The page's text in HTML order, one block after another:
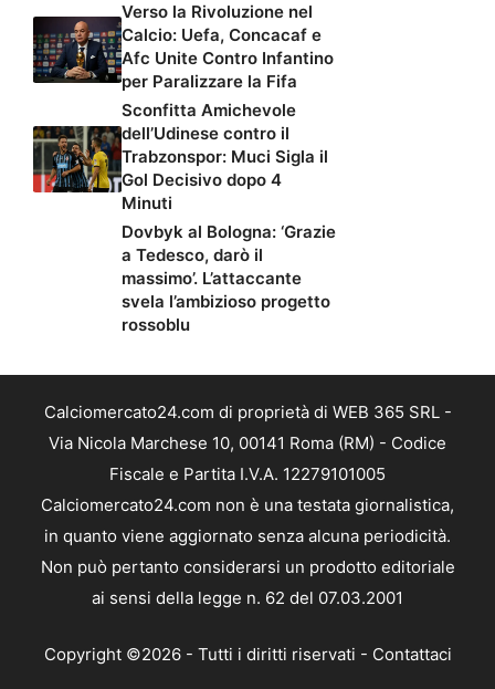
Verso la Rivoluzione nel
Calcio: Uefa, Concacaf e
Afc Unite Contro Infantino
per Paralizzare la Fifa
Sconfitta Amichevole
dell’Udinese contro il
Trabzonspor: Muci Sigla il
Gol Decisivo dopo 4
Minuti
Dovbyk al Bologna: ‘Grazie
a Tedesco, darò il
massimo’. L’attaccante
svela l’ambizioso progetto
rossoblu
Calciomercato24.com di proprietà di WEB 365 SRL -
Via Nicola Marchese 10, 00141 Roma (RM) - Codice
Fiscale e Partita I.V.A. 12279101005
Calciomercato24.com non è una testata giornalistica,
in quanto viene aggiornato senza alcuna periodicità.
Non può pertanto considerarsi un prodotto editoriale
ai sensi della legge n. 62 del 07.03.2001
Copyright ©2026 - Tutti i diritti riservati - Contattaci